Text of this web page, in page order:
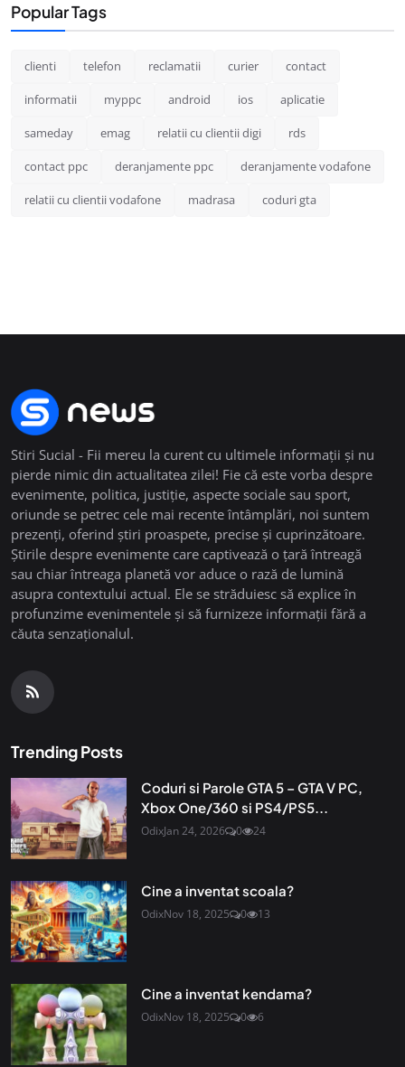
Popular Tags
clienti telefon reclamatii curier contact
informatii myppc android ios aplicatie
sameday emag relatii cu clientii digi rds
contact ppc deranjamente ppc deranjamente vodafone
relatii cu clientii vodafone madrasa coduri gta
Stiri Sucial - Fii mereu la curent cu ultimele informații și nu
pierde nimic din actualitatea zilei! Fie că este vorba despre
evenimente, politica, justiție, aspecte sociale sau sport,
oriunde se petrec cele mai recente întâmplări, noi suntem
prezenți, oferind știri proaspete, precise și cuprinzătoare.
Știrile despre evenimente care captivează o țară întreagă
sau chiar întreaga planetă vor aduce o rază de lumină
asupra contextului actual. Ele se străduiesc să explice în
profunzime evenimentele și să furnizeze informații fără a
căuta senzaționalul.
Trending Posts
Coduri si Parole GTA 5 – GTA V PC,
Xbox One/360 si PS4/PS5...
OdixJan 24, 2026 0 24
Cine a inventat scoala?
OdixNov 18, 2025 0 13
Cine a inventat kendama?
OdixNov 18, 2025 0 6